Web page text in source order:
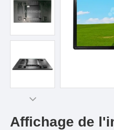
Affichage de